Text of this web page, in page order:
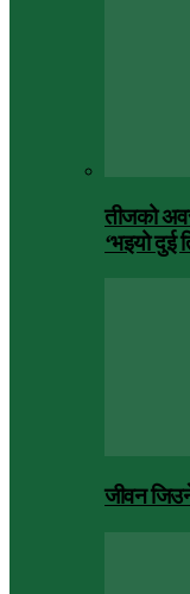
तीजको
‘भइयो दुई
जीवन